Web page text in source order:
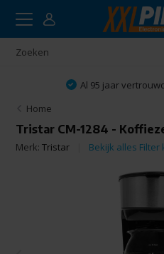
Al 95 jaar
Home
Tristar CM-1284 -
Merk:Tristar Bekijk alles